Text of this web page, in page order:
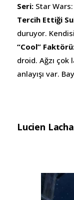
Seri: Star
Tercih Ettiği
duruyor.
“Cool”
droid. Ağzı
anlayışı var.
Lucien